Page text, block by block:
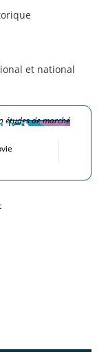
et national
études de marché